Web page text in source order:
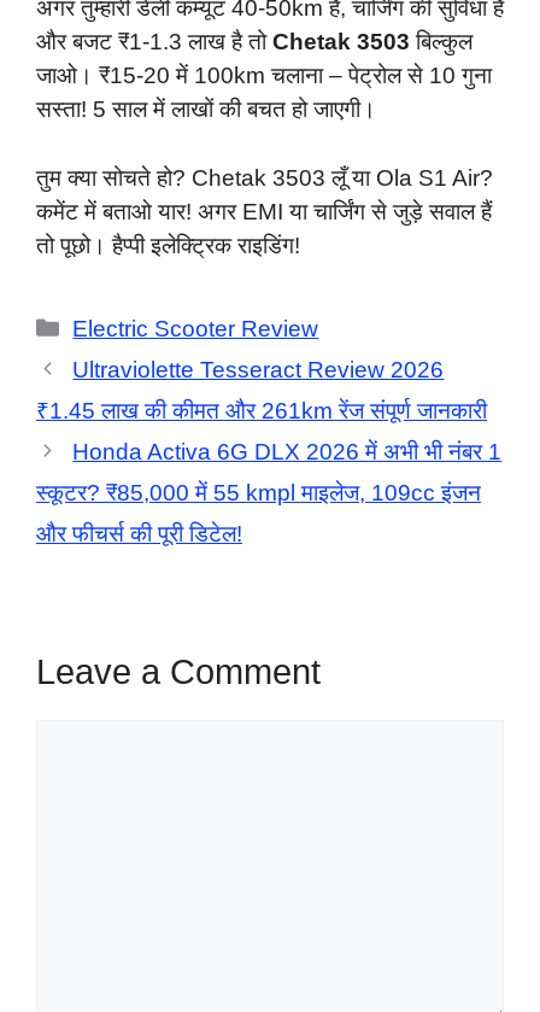
अगर तुम्हारी डेली कम्यूट 40-50km है, चार्जिंग की सुविधा है
और बजट ₹1-1.3 लाख है तोChetak 3503 बिल्कुल
जाओ। ₹15-20 में 100km चलाना – पेट्रोल से 10 गुना
सस्ता! 5 साल में लाखों की बचत हो जाएगी।
तुम क्या सोचते हो? Chetak 3503 लूँ या Ola S1 Air?
कमेंट में बताओ यार! अगर EMI या चार्जिंग से जुड़े सवाल हैं
तो पूछो। हैप्पी इलेक्ट्रिक राइडिंग!
Categories
Electric Scooter Review
Ultraviolette Tesseract Review 2026
₹1.45 लाख की कीमत और 261km रेंज संपूर्ण जानकारी
Honda Activa 6G DLX 2026 में अभी भी नंबर 1
स्कूटर? ₹85,000 में 55 kmpl माइलेज, 109cc इंजन
और फीचर्स की पूरी डिटेल!
Leave a Comment